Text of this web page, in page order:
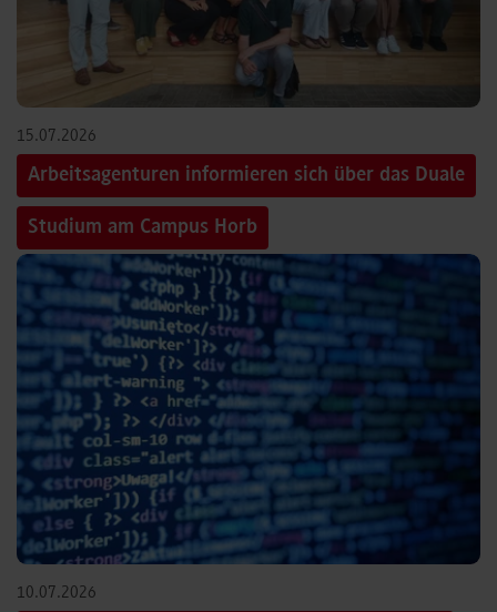
15.07.2026
Arbeitsagenturen informieren sich über das Duale
Studium am Campus Horb
10.07.2026